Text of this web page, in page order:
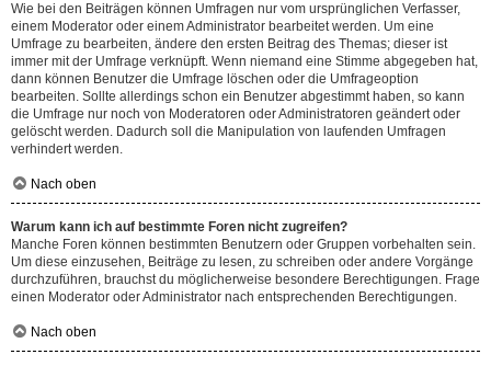
Wie bei den Beiträgen können Umfragen nur vom ursprünglichen Verfasser,
einem Moderator oder einem Administrator bearbeitet werden. Um eine
Umfrage zu bearbeiten, ändere den ersten Beitrag des Themas; dieser ist
immer mit der Umfrage verknüpft. Wenn niemand eine Stimme abgegeben hat,
dann können Benutzer die Umfrage löschen oder die Umfrageoption
bearbeiten. Sollte allerdings schon ein Benutzer abgestimmt haben, so kann
die Umfrage nur noch von Moderatoren oder Administratoren geändert oder
gelöscht werden. Dadurch soll die Manipulation von laufenden Umfragen
verhindert werden.
Nach oben
Warum kann ich auf bestimmte Foren nicht zugreifen?
Manche Foren können bestimmten Benutzern oder Gruppen vorbehalten sein.
Um diese einzusehen, Beiträge zu lesen, zu schreiben oder andere Vorgänge
durchzuführen, brauchst du möglicherweise besondere Berechtigungen. Frage
einen Moderator oder Administrator nach entsprechenden Berechtigungen.
Nach oben